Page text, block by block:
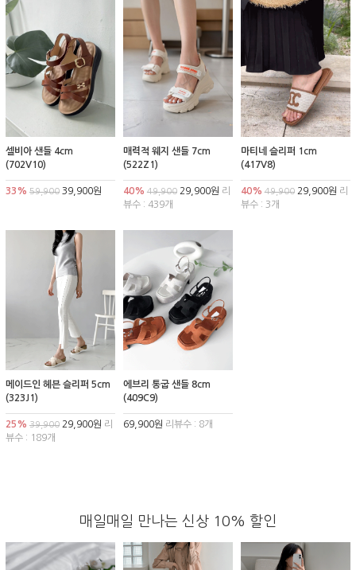
셀비아 샌들 4cm
(702V10)
33% 59,900 39,900원
매력적 웨지 샌들 7cm
(522Z1)
40% 49,90029,900원 리
뷰수 : 439개
마티네 슬리퍼 1cm
(417V8)
40% 49,90029,900원 리
뷰수 : 3개
메이드인 헤븐 슬리퍼 5cm
(323J1)
25% 39,900 29,900원 리
뷰수 : 189개
에브리 통굽 샌들 8cm
(409C9)
69,900원 리뷰수 : 8개
매일매일 만나는 신상 10% 할인